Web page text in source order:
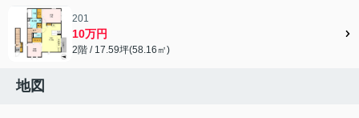
201
10万円
2階 / 17.59坪(58.16㎡)
地図